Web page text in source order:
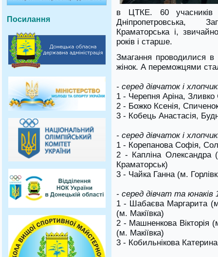
Посилання
в ЦТКЕ. 60
Дніпропетровська,
Краматорська і,
років і старше.
Змагання проводилися в
жінок. А переможцями
- серед дівчаток і
1 - Черепня Аріна,
2 - Божко Ксенія,
3 - Кобець Анастасія,
- серед дівчаток і
1 - Корепанова Софія,
2 - Капліна
Краматорськ)
3 - Чайка Ганна (м.
- серед дівчат та юнаків
1 - Шабаєва Маргарита
(м. Макіївка)
2 - Машненкова Вікторія
(м. Макіївка)
3 - Кобильнікова